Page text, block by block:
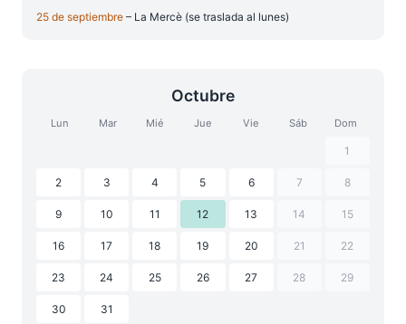
25 de septiembre – La Mercè (se traslada al lunes)
Octubre
Lun Mar Mié Jue Vie Sáb Dom
1
2 3 4 5 6 7 8
9 10 11 12 13 14 15
16 17 18 19 20 21 22
23 24 25 26 27 28 29
30 31